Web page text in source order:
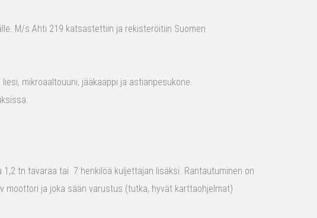
M/s Ahti 219 katsastettiin ja rekisteröitiin Suomen
mikroaaltouuni, jääkaappi ja astianpesukone.
tn tavaraa tai 7 henkilöä kuljettajan lisäksi. Rantautuminen on
moottori ja joka sään varustus (tutka, hyvät karttaohjelmat)